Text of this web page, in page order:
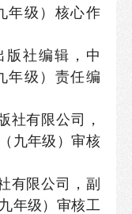
年级）核心作
版社编辑，中
年级）责任编
社有限公司，
九年级）审核
有限公司，副
年级）审核工